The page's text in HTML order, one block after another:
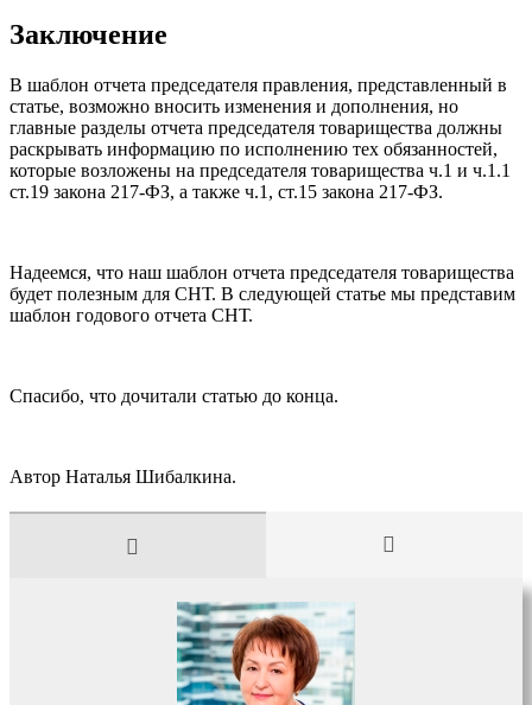
Заключение
В шаблон отчета председателя правления, представленный в
статье, возможно вносить изменения и дополнения, но
главные разделы отчета председателя товарищества должны
раскрывать информацию по исполнению тех обязанностей,
которые возложены на председателя товарищества ч.1 и ч.1.1
ст.19 закона 217-ФЗ, а также ч.1, ст.15 закона 217-ФЗ.
Надеемся, что наш шаблон отчета председателя товарищества
будет полезным для СНТ. В следующей статье мы представим
шаблон годового отчета СНТ.
Спасибо, что дочитали статью до конца.
Автор Наталья Шибалкина.